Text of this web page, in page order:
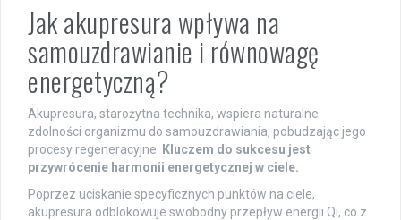
Jak akupresura wpływa na
samouzdrawianie i równowagę
energetyczną?
Akupresura, starożytna technika, wspiera naturalne
zdolności organizmu do samouzdrawiania, pobudzając jego
procesy regeneracyjne. Kluczem do sukcesu jest
przywrócenie harmonii energetycznej w ciele.
Poprzez uciskanie specyficznych punktów na ciele,
akupresura odblokowuje swobodny przepływ energii Qi, co z